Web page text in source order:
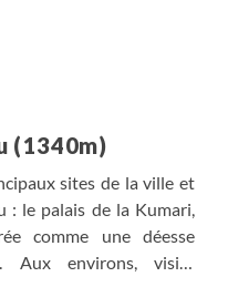
le pourboire usuel pour
personne.
(1340m)
sites de la ville et
: le palais de la Kumari,
comme une déesse
Aux environs, visite